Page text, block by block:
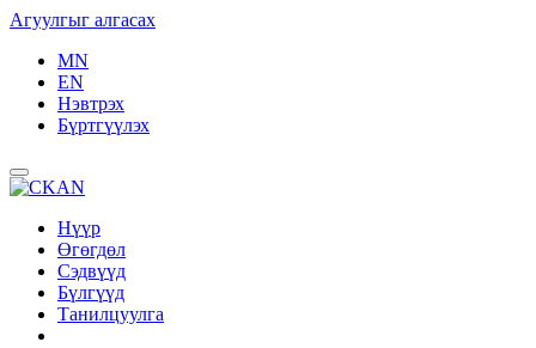
Агуулгыг алгасах
MN
EN
Нэвтрэх
Бүртгүүлэх
Нүүр
Өгөгдөл
Сэдвүүд
Бүлгүүд
Танилцуулга